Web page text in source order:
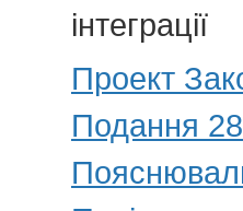
інтеграції
Проект
Подання